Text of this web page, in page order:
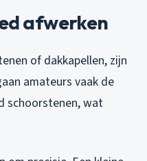
afwerken
of dakkapellen, zijn
amateurs vaak de
schoorstenen, wat